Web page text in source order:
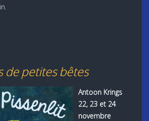
de petites bêtes
Antoon Krings
22, 23 et 24
novembre